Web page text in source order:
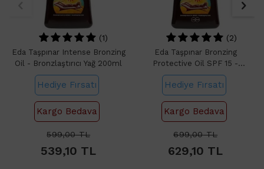
(1)
Eda Taşpınar Intense Bronzing
Oil - Bronzlaştırıcı Yağ 200ml
Hediye Fırsatı
Kargo Bedava
599,00TL
539,10 TL
(2)
Eda Taşpınar Bronzing
Protective Oil SPF 15 -
Bronzlaştırıcı Güneş Yağı 200ml
Hediye Fırsatı
Kargo Bedava
699,00TL
629,10 TL